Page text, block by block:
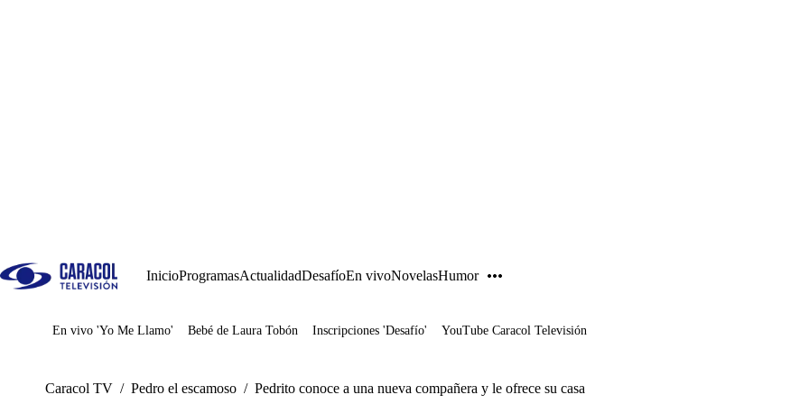
InicioProgramasActualidadDesafíoEn vivoNovelasHumor
Juegos
En vivo 'Yo Me Llamo' Bebé de Laura Tobón Inscripciones 'Desafío' YouTube Caracol Televisión
Caracol TV / Pedro el escamoso / Pedrito conoce a una nueva compañera y le ofrece su casa